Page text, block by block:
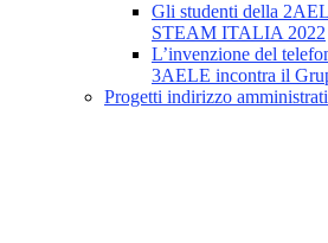
Gli studenti della
STEAM ITALIA 2022
L’invenzione del
3AELE incontra il
Progetti indirizzo